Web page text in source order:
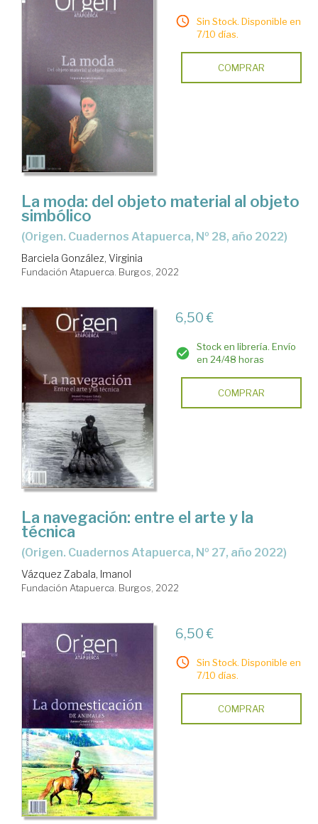
Sin Stock. Disponible en
7/10 días.
COMPRAR
La moda: del objeto material al objeto
simbólico
(Origen. Cuadernos Atapuerca, Nº 28, año 2022)
Barciela González, Virginia
Fundación Atapuerca. Burgos, 2022
6,50 €
Stock en librería. Envío
en 24/48 horas
COMPRAR
La navegación: entre el arte y la
técnica
(Origen. Cuadernos Atapuerca, Nº 27, año 2022)
Vázquez Zabala, Imanol
Fundación Atapuerca. Burgos, 2022
6,50 €
Sin Stock. Disponible en
7/10 días.
COMPRAR